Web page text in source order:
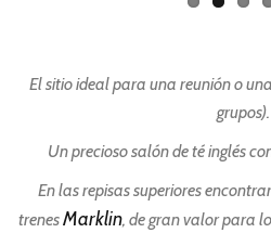
El sitio ideal para una reunión o
grupos).
Un precioso salón de té inglés
En las repisas superiores
trenesMarklin, de gran valor para